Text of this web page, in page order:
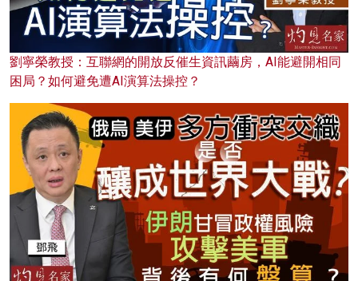
劉寧榮教授：互聯網的開放反催生資訊繭房，AI能避開相同
困局？如何避免遭AI演算法操控？